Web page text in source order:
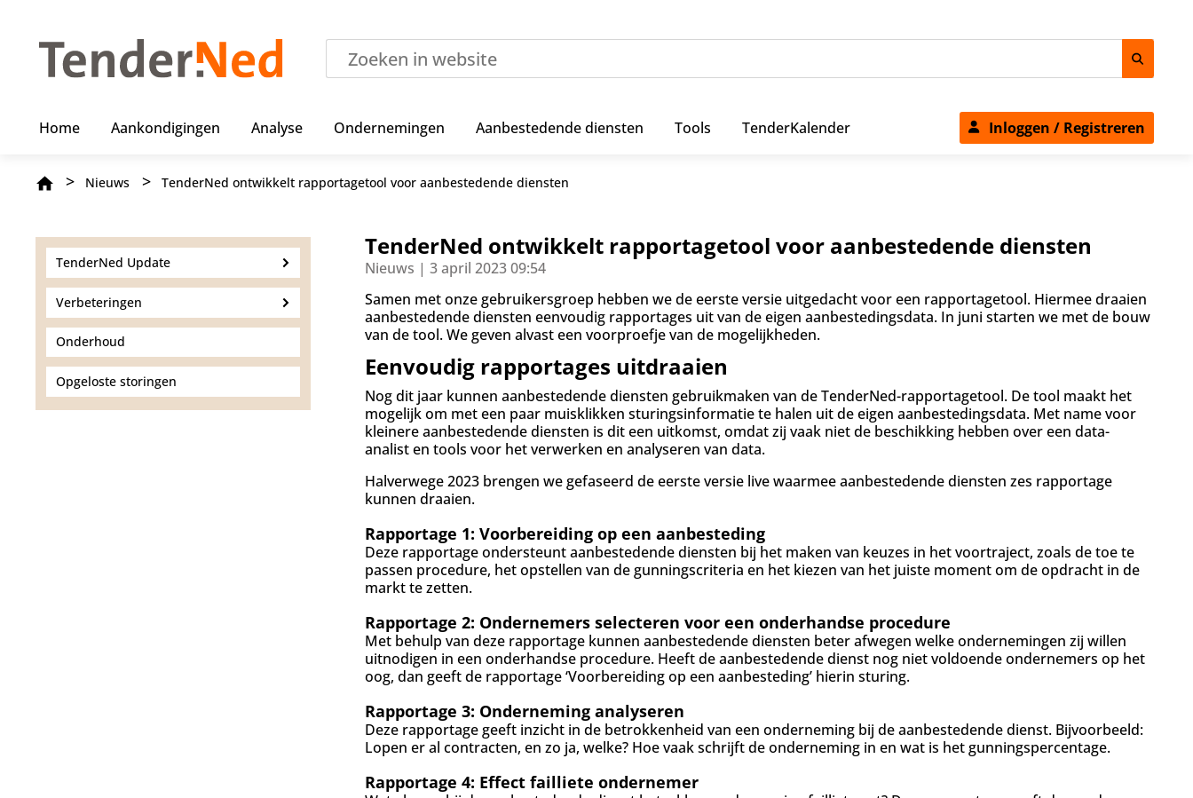
Home Aankondigingen Analyse Ondernemingen Aanbestedende diensten Tools TenderKalender Inloggen / Registreren
Kruimelpad
Nieuws TenderNed ontwikkelt rapportagetool voor aanbestedende diensten
TenderNed Update
Verbeteringen
Onderhoud
Opgeloste storingen
TenderNed ontwikkelt rapportagetool voor aanbestedende diensten
Nieuws | 3 april 2023 09:54
Samen met onze gebruikersgroep hebben we de eerste versie uitgedacht voor een rapportagetool. Hiermee draaien
aanbestedende diensten eenvoudig rapportages uit van de eigen aanbestedingsdata. In juni starten we met de bouw
van de tool. We geven alvast een voorproefje van de mogelijkheden.
Eenvoudig rapportages uitdraaien
Nog dit jaar kunnen aanbestedende diensten gebruikmaken van de TenderNed-rapportagetool. De tool maakt het
mogelijk om met een paar muisklikken sturingsinformatie te halen uit de eigen aanbestedingsdata. Met name voor
kleinere aanbestedende diensten is dit een uitkomst, omdat zij vaak niet de beschikking hebben over een data-
analist en tools voor het verwerken en analyseren van data.
Halverwege 2023 brengen we gefaseerd de eerste versie live waarmee aanbestedende diensten zes rapportage
kunnen draaien.
Rapportage 1: Voorbereiding op een aanbesteding
Deze rapportage ondersteunt aanbestedende diensten bij het maken van keuzes in het voortraject, zoals de toe te
passen procedure, het opstellen van de gunningscriteria en het kiezen van het juiste moment om de opdracht in de
markt te zetten.
Rapportage 2: Ondernemers selecteren voor een onderhandse procedure
Met behulp van deze rapportage kunnen aanbestedende diensten beter afwegen welke ondernemingen zij willen
uitnodigen in een onderhandse procedure. Heeft de aanbestedende dienst nog niet voldoende ondernemers op het
oog, dan geeft de rapportage ‘Voorbereiding op een aanbesteding’ hierin sturing.
Rapportage 3: Onderneming analyseren
Deze rapportage geeft inzicht in de betrokkenheid van een onderneming bij de aanbestedende dienst. Bijvoorbeeld:
Lopen er al contracten, en zo ja, welke? Hoe vaak schrijft de onderneming in en wat is het gunningspercentage.
Rapportage 4: Effect failliete ondernemer